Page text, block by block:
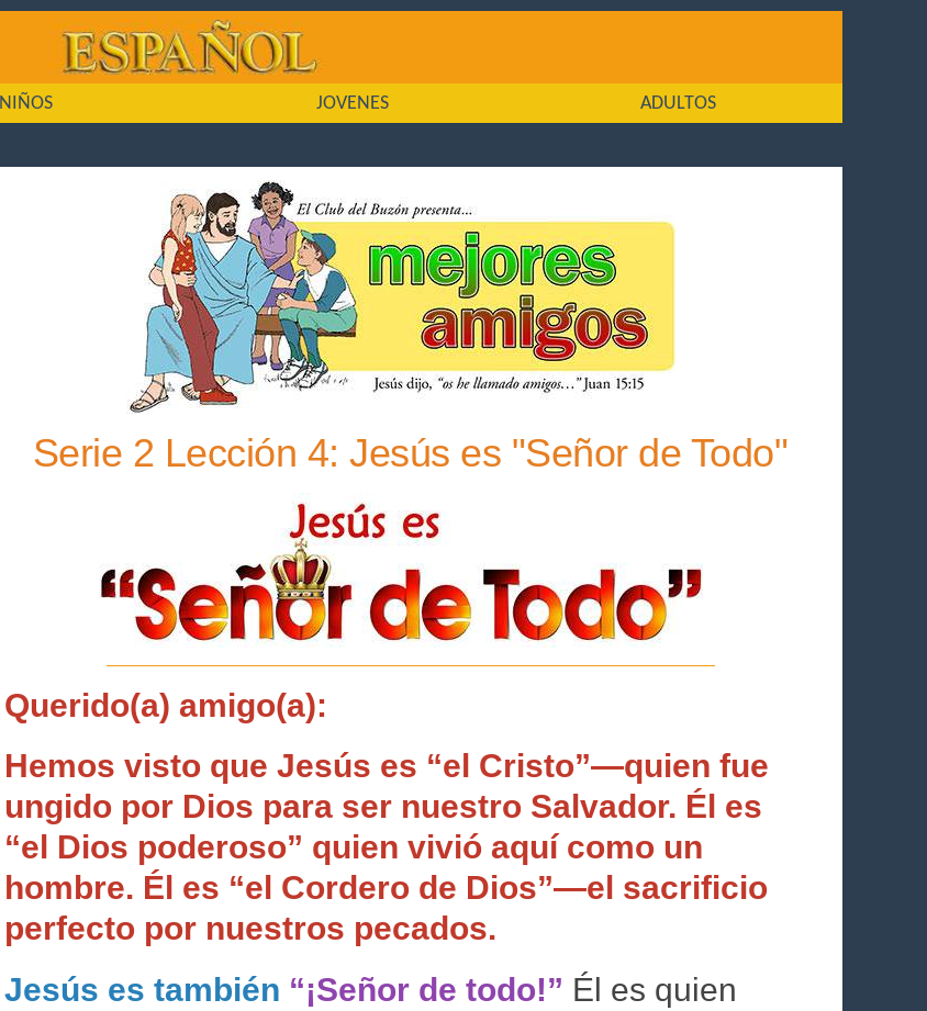
NIÑOS JOVENES ADULTOS
Serie 2 Lección 4: Jesús es "Señor de Todo"
Querido(a) amigo(a):
Hemos visto que Jesús es “el Cristo”—quien fue
ungido por Dios para ser nuestro Salvador. Él es
“el Dios poderoso” quien vivió aquí como un
hombre. Él es “el Cordero de Dios”—el sacrificio
perfecto por nuestros pecados.
Jesús es también “¡Señor de todo!” Él es quien